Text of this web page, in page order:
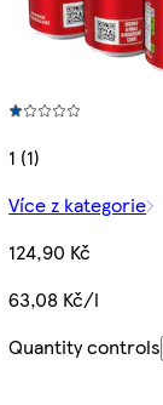
1 (1)
Více z kategorie
124,90 Kč
63,08 Kč/l
Quantity controls